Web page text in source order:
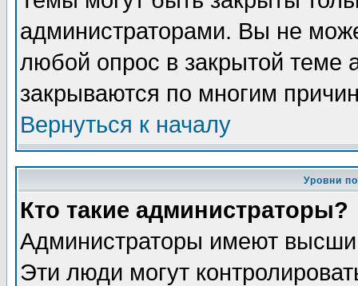
администраторами. Вы не
любой опрос в закрытой теме
закрываются по многим
Вернуться к началу
Уровни
Кто такие администраторы?
Администраторы имеют
Эти люди могут